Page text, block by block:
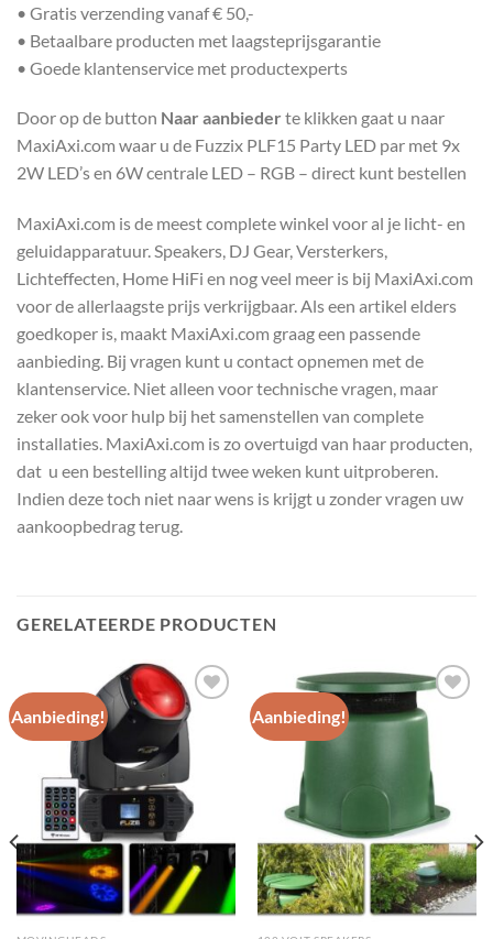
• Gratis verzending vanaf € 50,-
• Betaalbare producten met laagsteprijsgarantie
• Goede klantenservice met productexperts
Door op de button Naar aanbieder te klikken gaat u naar
MaxiAxi.com waar u de Fuzzix PLF15 Party LED par met 9x
2W LED’s en 6W centrale LED – RGB – direct kunt bestellen
MaxiAxi.com is de meest complete winkel voor al je licht- en
geluidapparatuur. Speakers, DJ Gear, Versterkers,
Lichteffecten, Home HiFi en nog veel meer is bij MaxiAxi.com
voor de allerlaagste prijs verkrijgbaar. Als een artikel elders
goedkoper is, maakt MaxiAxi.com graag een passende
aanbieding. Bij vragen kunt u contact opnemen met de
klantenservice. Niet alleen voor technische vragen, maar
zeker ook voor hulp bij het samenstellen van complete
installaties. MaxiAxi.com is zo overtuigd van haar producten,
dat u een bestelling altijd twee weken kunt uitproberen.
Indien deze toch niet naar wens is krijgt u zonder vragen uw
aankoopbedrag terug.
GERELATEERDE PRODUCTEN
Aanbieding!
Toevoegen
aan
wenslijst
Aanbieding!
Toevoegen
aan
wenslijst